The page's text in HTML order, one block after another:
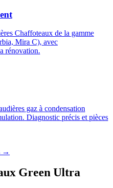
Chaffoteaux de la gamme
Mira C), avec
rénovation.
gaz à condensation
Diagnostic précis et pièces
→
Green Ultra